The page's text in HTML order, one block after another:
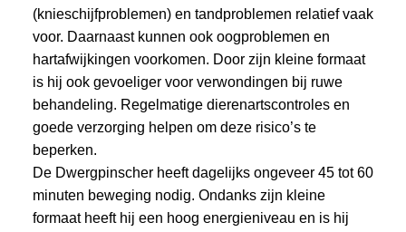
(knieschijfproblemen) en tandproblemen relatief vaak
voor. Daarnaast kunnen ook oogproblemen en
hartafwijkingen voorkomen. Door zijn kleine formaat
is hij ook gevoeliger voor verwondingen bij ruwe
behandeling. Regelmatige dierenartscontroles en
goede verzorging helpen om deze risico’s te
beperken.
De Dwergpinscher heeft dagelijks ongeveer 45 tot 60
minuten beweging nodig. Ondanks zijn kleine
formaat heeft hij een hoog energieniveau en is hij